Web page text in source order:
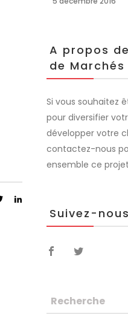
A propos
de Marchés
Si vous souhaitez
pour diversifier
développer votre
contactez-nous
ensemble ce
Suivez-nous